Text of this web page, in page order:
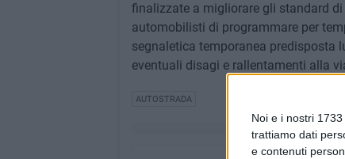
Noi e i nostri 1733
trattiamo dati
e contenuti
finalizzate a migliorare gli standard
automobilisti di programmare per
segnaletica temporanea predisposta
eventuali disagi e rallentamenti alla
AUTOSTRADA